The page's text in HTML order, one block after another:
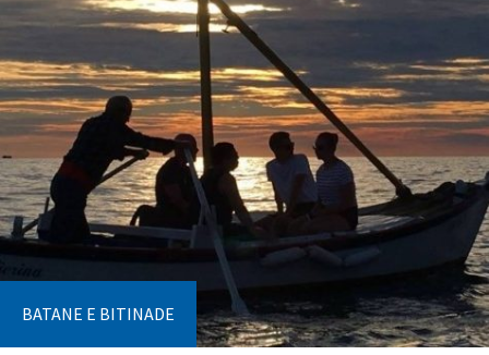
BATANE E BITINADE